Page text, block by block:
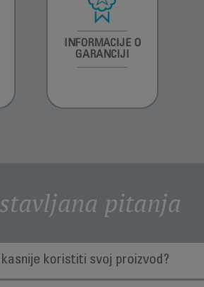
INFORMACIJE O
GARANCIJI
pitanja
koristiti svoj proizvod?